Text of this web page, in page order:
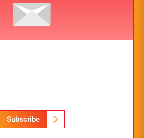
Subscribe